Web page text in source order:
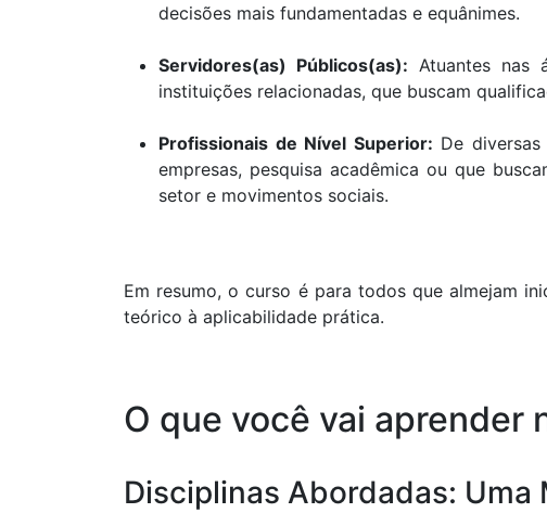
decisões mais fundamentadas e equânimes.
Servidores(as) Públicos(as): Atuantes nas
instituições relacionadas, que buscam
Profissionais de Nível Superior: De
empresas, pesquisa acadêmica ou que
setor e movimentos sociais.
Em resumo, o curso é para todos que almejam
teórico à aplicabilidade prática.
O que você vai aprender
Disciplinas Abordadas: